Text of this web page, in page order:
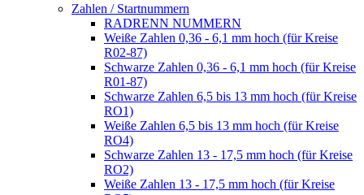
Zahlen / Startnummern
RADRENN NUMMERN
Weiße Zahlen 0,36 - 6,1 mm hoch (für Kreise
R02-87)
Schwarze Zahlen 0,36 - 6,1 mm hoch (für Kreise
R01-87)
Schwarze Zahlen 6,5 bis 13 mm hoch (für Kreise
RO1)
Weiße Zahlen 6,5 bis 13 mm hoch (für Kreise
RO4)
Schwarze Zahlen 13 - 17,5 mm hoch (für Kreise
RO2)
Weiße Zahlen 13 - 17,5 mm hoch (für Kreise